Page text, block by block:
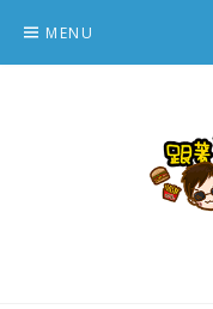
content
MENU